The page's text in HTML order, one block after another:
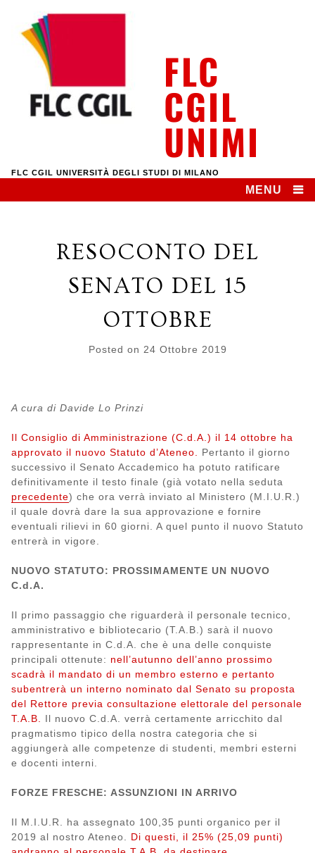
content
FLC
CGIL
UNIMI
FLC CGIL UNIVERSITÀ DEGLI STUDI DI MILANO
MENU
RESOCONTO DEL
SENATO DEL 15
OTTOBRE
Posted on 24 Ottobre 2019
A cura di Davide Lo Prinzi
Il Consiglio di Amministrazione (C.d.A.) il 14 ottobre ha
approvato il nuovo Statuto d’Ateneo.
Pertanto il giorno
successivo il Senato Accademico ha potuto ratificare
definitivamente il testo finale (già votato nella seduta
precedente) che ora verrà inviato al Ministero (M.I.U.R.)
il quale dovrà dare la sua approvazione e fornire
eventuali rilievi in 60 giorni. A quel punto il nuovo Statuto
entrerà in vigore.
NUOVO STATUTO: PROSSIMAMENTE UN NUOVO
C.d.A.
Il primo passaggio che riguarderà il personale tecnico,
amministrativo e bibliotecario (T.A.B.) sarà il nuovo
rappresentante in C.d.A. che è una delle conquiste
principali ottenute: nell’autunno dell’anno prossimo
scadrà il mandato di un membro esterno e pertanto
subentrerà un interno nominato dal Senato su proposta
del Rettore previa consultazione elettorale del personale
T.A.B.
Il nuovo C.d.A. verrà certamente arricchito dal
pragmatismo tipico della nostra categoria che si
aggiungerà alle competenze di studenti, membri esterni
e docenti interni.
FORZE FRESCHE: ASSUNZIONI IN ARRIVO
Il M.I.U.R. ha assegnato 100,35 punti organico per il
2019 al nostro Ateneo. Di questi, il 25% (25,09 punti)